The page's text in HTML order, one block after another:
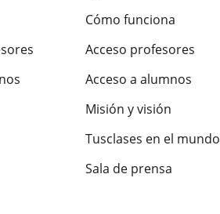
Cómo funciona
Acceso profesores
Acceso a alumnos
Misión y visión
Tusclases en el mundo
Sala de prensa